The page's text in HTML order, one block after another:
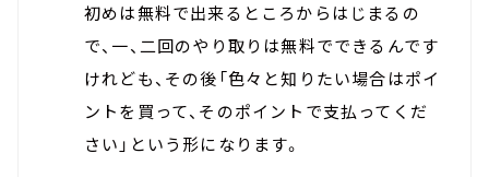
初めは無料で出来るところからはじまるの
で、一、二回のやり取りは無料でできるんです
けれども、その後「色々と知りたい場合はポイ
ントを買って、そのポイントで支払ってくだ
さい」という形になります。